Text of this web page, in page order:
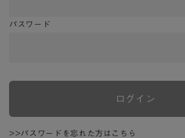
パスワード
ログイン
>>パスワードを忘れた方はこちら